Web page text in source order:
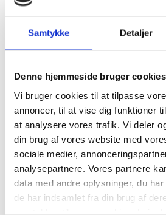
Samtykke Detaljer
Denne hjemmeside bruger cookies
Vi bruger cookies til at tilpasse
annoncer, til at vise dig funktioner
at analysere vores trafik. Vi deler
din brug af vores website med
sociale medier,
analysepartnere. Vores partnere
data med andre oplysninger, du
de har indsamlet fra din brug af
Heidrick & Struggles
Ledelse 13/2025
RELATEREDE ARTIKLER
Tilmeld dig
– og modtag Ole
“Succes i en dansk
Bestyrelsesguidens ugentlige